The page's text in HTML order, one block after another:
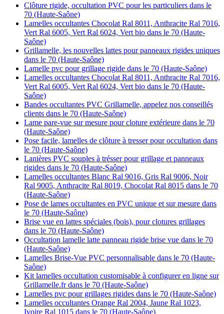
Clôture rigide, occultation PVC pour les particuliers dans le
70 (Haute-Saône)
Lamelles occultantes Chocolat Ral 8011, Anthracite Ral 7016,
Vert Ral 6005, Vert Ral 6024, Vert bio dans le 70 (Haute-
Saône)
Grillamelle, les nouvelles lattes pour panneaux rigides uniques
dans le 70 (Haute-Saône)
Lamelle pvc pour grillage rigide dans le 70 (Haute-Saône)
Lamelles occultantes Chocolat Ral 8011, Anthracite Ral 7016,
Vert Ral 6005, Vert Ral 6024, Vert bio dans le 70 (Haute-
Saône)
Bandes occultantes PVC Grillamelle, appelez nos conseillés
clients dans le 70 (Haute-Saône)
Lame pare-vue sur mesure pour cloture extérieure dans le 70
(Haute-Saône)
Pose facile, lamelles de clôture à tresser pour occultation dans
le 70 (Haute-Saône)
Lanières PVC souples à trésser pour grillage et panneaux
rigides dans le 70 (Haute-Saône)
Lamelles occultantes Blanc Ral 9016, Gris Ral 9006, Noir
Ral 9005, Anthracite Ral 8019, Chocolat Ral 8015 dans le 70
(Haute-Saône)
Pose de lames occultantes en PVC unique et sur mesure dans
le 70 (Haute-Saône)
Brise vue en lattes spéciales (bois), pour clotures grillages
dans le 70 (Haute-Saône)
Occultation lamelle latte panneau rigide brise vue dans le 70
(Haute-Saône)
Lamelles Brise-Vue PVC personnalisable dans le 70 (Haute-
Saône)
Kit lamelles occultation customisable à configurer en ligne sur
Grillamelle.fr dans le 70 (Haute-Saône)
Lamelles pvc pour grillages rigides dans le 70 (Haute-Saône)
Lamelles occultantes Orange Ral 2004, Jaune Ral 1023,
Ivoire Ral 1015 dans le 70 (Haute-Saône)